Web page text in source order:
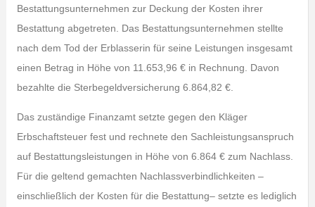
Bestattungsunternehmen zur Deckung der Kosten ihrer
Bestattung abgetreten. Das Bestattungsunternehmen stellte
nach dem Tod der Erblasserin für seine Leistungen insgesamt
einen Betrag in Höhe von 11.653,96 € in Rechnung. Davon
bezahlte die Sterbegeldversicherung 6.864,82 €.
Das zuständige Finanzamt setzte gegen den Kläger
Erbschaftsteuer fest und rechnete den Sachleistungsanspruch
auf Bestattungsleistungen in Höhe von 6.864 € zum Nachlass.
Für die geltend gemachten Nachlassverbindlichkeiten –
einschließlich der Kosten für die Bestattung– setzte es lediglich